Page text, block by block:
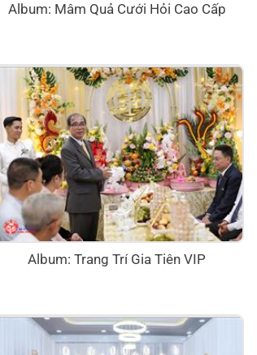
Album: Mâm Quả Cưới Hỏi Cao Cấp
Album: Trang Trí Gia Tiên VIP